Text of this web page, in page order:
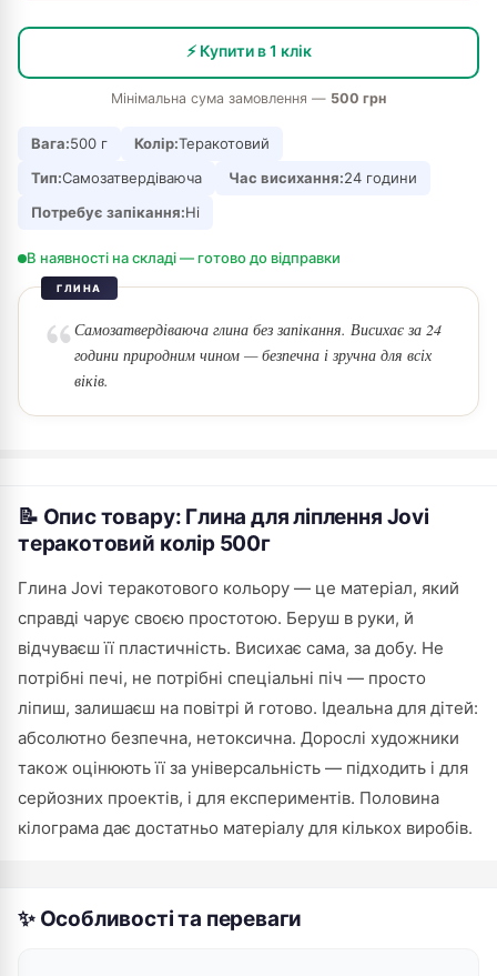
⚡ Купити в 1 клік
Мінімальна сума замовлення — 500 грн
Вага:500 г Колір:Теракотовий
Тип:Самозатвердіваюча Час висихання:24 години
Потребує запікання:Ні
В наявності на складі — готово до відправки
ГЛИНА
Самозатвердіваюча глина без запікання. Висихає за 24
години природним чином — безпечна і зручна для всіх
віків.
📝 Опис товару: Глина для ліплення Jovi
теракотовий колір 500г
Глина Jovi теракотового кольору — це матеріал, який
справді чарує своєю простотою. Беруш в руки, й
відчуваєш її пластичність. Висихає сама, за добу. Не
потрібні печі, не потрібні спеціальні піч — просто
ліпиш, залишаєш на повітрі й готово. Ідеальна для дітей:
абсолютно безпечна, нетоксична. Дорослі художники
також оцінюють її за універсальність — підходить і для
серйозних проектів, і для експериментів. Половина
кілограма дає достатньо матеріалу для кількох виробів.
✨ Особливості та переваги